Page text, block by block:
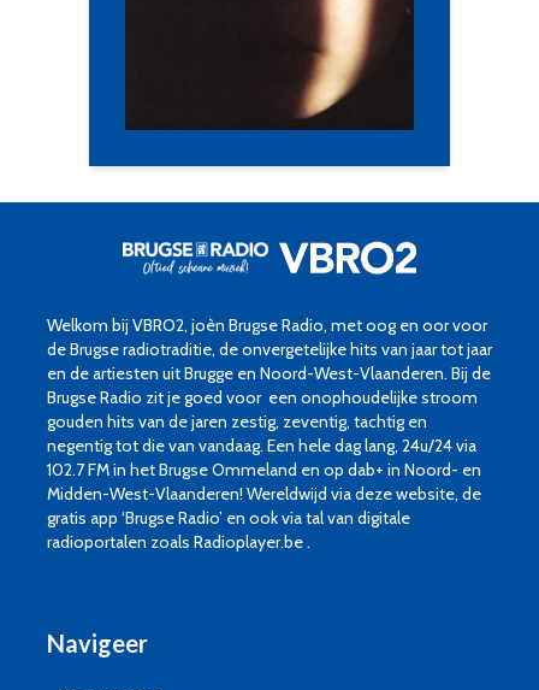
Welkom bij VBRO2, joèn Brugse Radio, met oog en oor voor
de Brugse radiotraditie, de onvergetelijke hits van jaar tot jaar
en de artiesten uit Brugge en Noord-West-Vlaanderen. Bij de
Brugse Radio zit je goed voor een onophoudelijke stroom
gouden hits van de jaren zestig, zeventig, tachtig en
negentig tot die van vandaag. Een hele dag lang, 24u/24 via
102.7 FM in het Brugse Ommeland en op dab+ in Noord- en
Midden-West-Vlaanderen! Wereldwijd via deze website, de
gratis app ‘Brugse Radio’ en ook via tal van digitale
radioportalen zoals Radioplayer.be .
Navigeer